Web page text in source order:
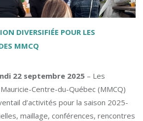
DIVERSIFIÉE POUR LES
MMCQ
22 septembre 2025 – Les
Centre-du-Québec (MMCQ)
d’activités pour la saison 2025-
maillage, conférences, rencontres